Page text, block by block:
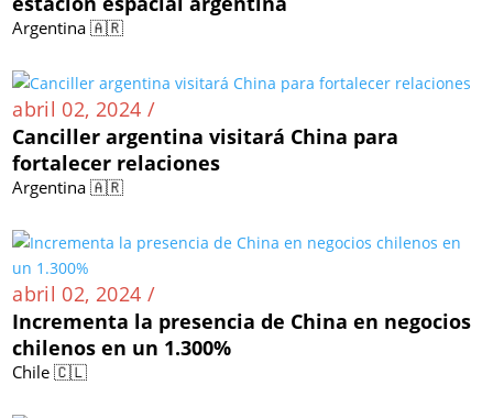
Argentina 🇦🇷
abril 02, 2024 /
Canciller argentina visitará China para
fortalecer relaciones
Argentina 🇦🇷
abril 02, 2024 /
Incrementa la presencia de China en negocios
chilenos en un 1.300%
Chile 🇨🇱